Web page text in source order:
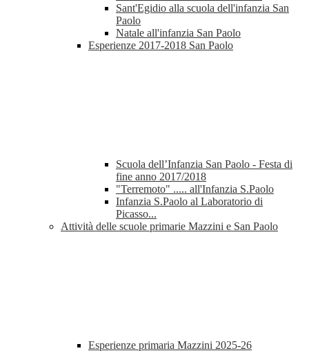
Sant'Egidio alla scuola dell'infanzia San
Paolo
Natale all'infanzia San Paolo
Esperienze 2017-2018 San Paolo
Scuola dell’Infanzia San Paolo - Festa di
fine anno 2017/2018
"Terremoto" ..... all'Infanzia S.Paolo
Infanzia S.Paolo al Laboratorio di
Picasso...
Attività delle scuole primarie Mazzini e San Paolo
Esperienze primaria Mazzini 2025-26